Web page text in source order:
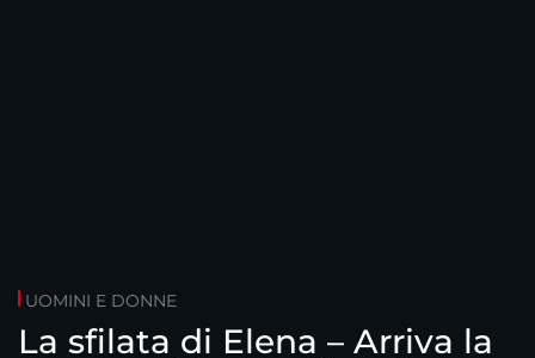
UOMINI E DONNE
La sfilata di Elena – Arriva la